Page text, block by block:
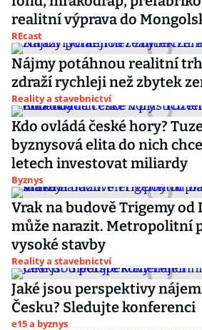
realitní výprava do
REcast
Nájmy potáhnou realitní
zdraží rychleji než zbytek
Reality a stavebnictví
Kdo ovládá české hory?
byznysová elita do nich
letech investovat miliardy
Byznys
Vrak na budově Trigemy od
může narazit. Metropolitní
vysoké stavby
Reality a stavebnictví
Jaké jsou perspektivy
Česku? Sledujte konferenci
e15 a byznys